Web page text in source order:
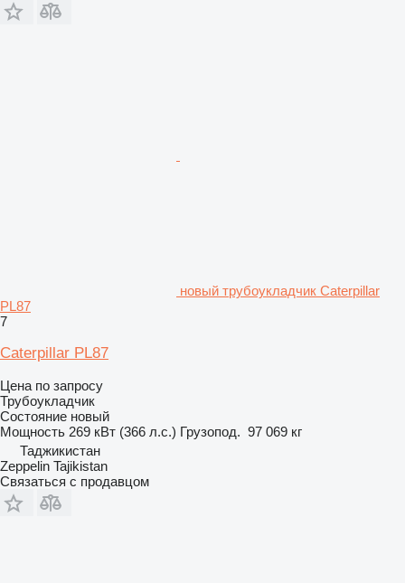
новый трубоукладчик Caterpillar
PL87
7
Caterpillar PL87
Цена по запросу
Трубоукладчик
Состояние новый
Мощность 269 кВт (366 л.с.) Грузопод. 97 069 кг
Таджикистан
Zeppelin Tajikistan
Связаться с продавцом